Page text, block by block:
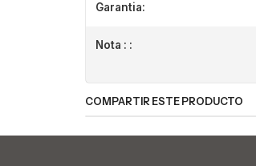
Garantia:
Nota : :
COMPARTIR ESTE PRODUCTO